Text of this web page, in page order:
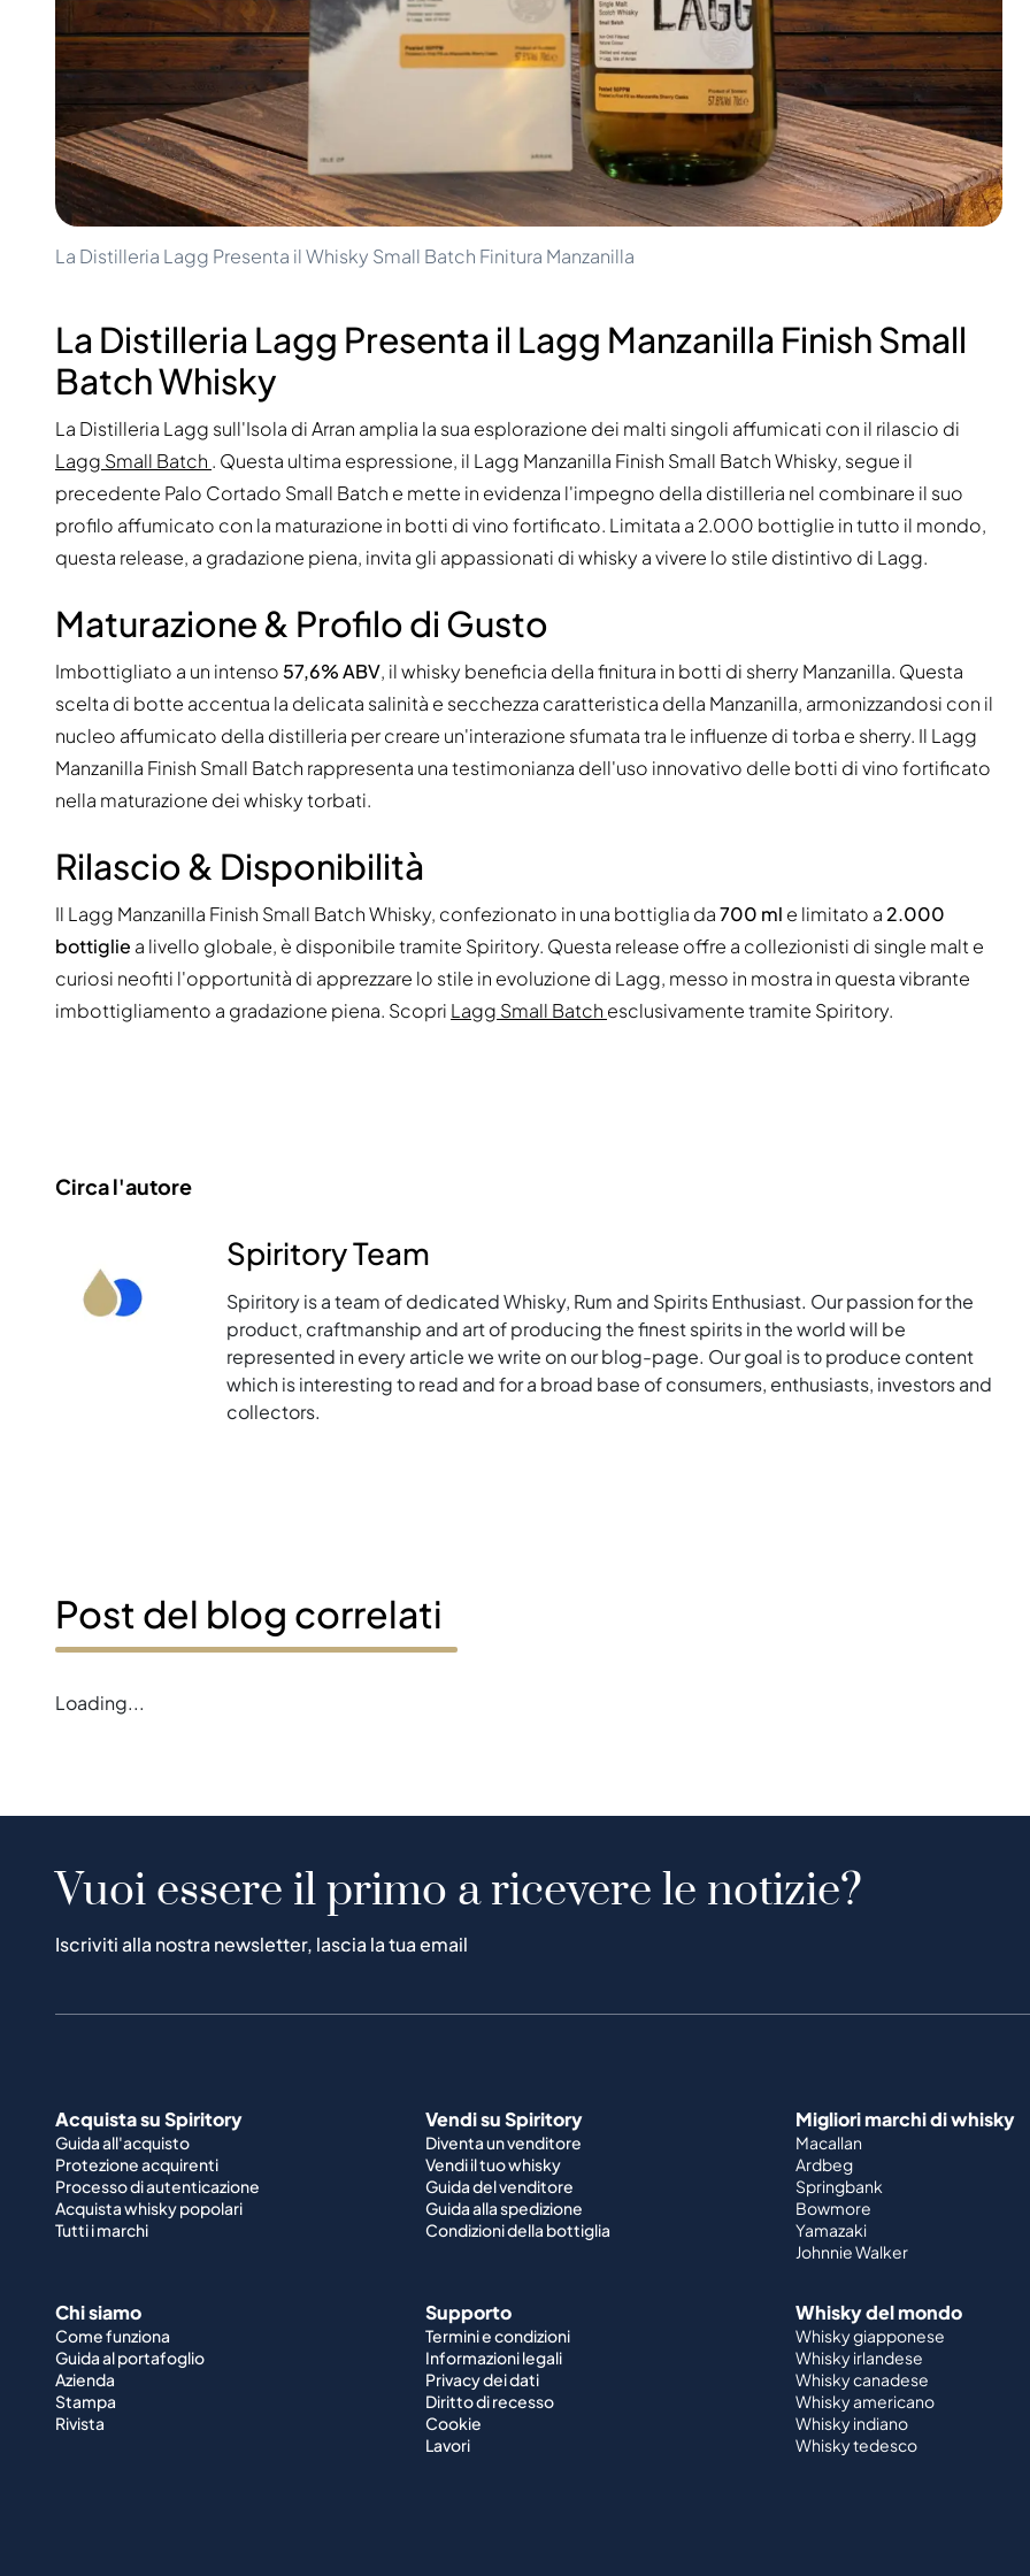
200-500€
Prossime Uscite
Collezioni
Preferiti dai Clienti
Raro e da Collezione
Edizioni Limitate
Distilleria Chiusa
Whisky Dolce
Diplomatico
Don Julio
Gin Mare
Mangabeiras
Hennessy
Martell
Monkey 47
Remy Martin
Ron Zacapa
La Distilleria Lagg Presenta il Whisky Small Batch Finitura Manzanilla
La Distilleria Lagg Presenta il Lagg Manzanilla Finish Small
Batch Whisky
La Distilleria Lagg sull'Isola di Arran amplia la sua esplorazione dei malti singoli affumicati con il rilascio di
Lagg Small Batch . Questa ultima espressione, il Lagg Manzanilla Finish Small Batch Whisky, segue il
precedente Palo Cortado Small Batch e mette in evidenza l'impegno della distilleria nel combinare il suo
profilo affumicato con la maturazione in botti di vino fortificato. Limitata a 2.000 bottiglie in tutto il mondo,
questa release, a gradazione piena, invita gli appassionati di whisky a vivere lo stile distintivo di Lagg.
Maturazione & Profilo di Gusto
Imbottigliato a un intenso 57,6% ABV, il whisky beneficia della finitura in botti di sherry Manzanilla. Questa
scelta di botte accentua la delicata salinità e secchezza caratteristica della Manzanilla, armonizzandosi con il
nucleo affumicato della distilleria per creare un'interazione sfumata tra le influenze di torba e sherry. Il Lagg
Manzanilla Finish Small Batch rappresenta una testimonianza dell'uso innovativo delle botti di vino fortificato
nella maturazione dei whisky torbati.
Rilascio & Disponibilità
Il Lagg Manzanilla Finish Small Batch Whisky, confezionato in una bottiglia da700 ml e limitato a2.000
bottiglie a livello globale, è disponibile tramite Spiritory. Questa release offre a collezionisti di single malt e
curiosi neofiti l'opportunità di apprezzare lo stile in evoluzione di Lagg, messo in mostra in questa vibrante
imbottigliamento a gradazione piena. Scopri Lagg Small Batch esclusivamente tramite Spiritory.
Circa l'autore
Spiritory Team
Spiritory is a team of dedicated Whisky, Rum and Spirits Enthusiast. Our passion for the
product, craftmanship and art of producing the finest spirits in the world will be
represented in every article we write on our blog-page. Our goal is to produce content
which is interesting to read and for a broad base of consumers, enthusiasts, investors and
collectors.
Post del blog correlati
Loading...
Vuoi essere il primo a ricevere le notizie?
Iscriviti alla nostra newsletter, lascia la tua email
Acquista su Spiritory
Guida all'acquisto
Protezione acquirenti
Processo di autenticazione
Acquista whisky popolari
Tutti i marchi
Vendi su Spiritory
Diventa un venditore
Vendi il tuo whisky
Guida del venditore
Guida alla spedizione
Condizioni della bottiglia
Migliori marchi di whisky
Macallan
Ardbeg
Springbank
Bowmore
Yamazaki
Johnnie Walker
Chi siamo
Come funziona
Guida al portafoglio
Azienda
Stampa
Rivista
Supporto
Termini e condizioni
Informazioni legali
Privacy dei dati
Diritto di recesso
Cookie
Lavori
Whisky del mondo
Whisky giapponese
Whisky irlandese
Whisky canadese
Whisky americano
Whisky indiano
Whisky tedesco